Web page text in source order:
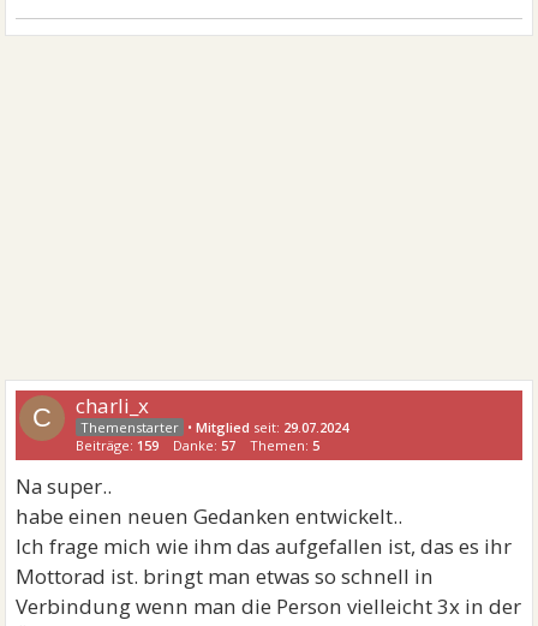
C charli_x
•Mitglied seit: 29.07.2024
Beiträge: 159 Danke:57 Themen:5
Na super..
habe einen neuen Gedanken entwickelt..
Ich frage mich wie ihm das aufgefallen ist, das es ihr
Mottorad ist. bringt man etwas so schnell in
Verbindung wenn man die Person vielleicht 3x in der